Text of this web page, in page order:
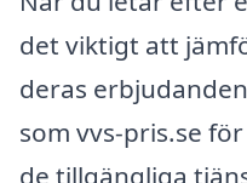
det viktigt att
deras
som vvs-pris.se
de tillgängliga